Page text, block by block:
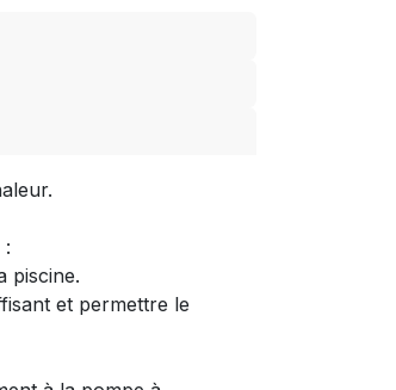
:
piscine.
et permettre le